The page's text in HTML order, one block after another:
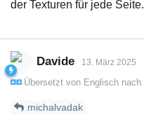
der Texturen für jede Seite.
Davide 13. März 2025
Übersetzt von Englisch nach
michalvadak